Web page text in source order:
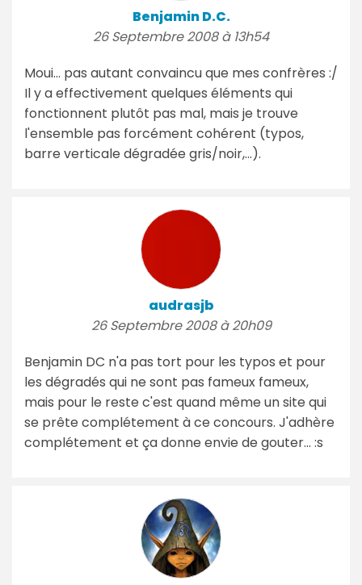
Benjamin D.C.
26 Septembre 2008 à 13h54
Moui... pas autant convaincu que mes confrères :/
Il y a effectivement quelques éléments qui
fonctionnent plutôt pas mal, mais je trouve
l'ensemble pas forcément cohérent (typos,
barre verticale dégradée gris/noir,…).
audrasjb
26 Septembre 2008 à 20h09
Benjamin DC n'a pas tort pour les typos et pour
les dégradés qui ne sont pas fameux fameux,
mais pour le reste c'est quand même un site qui
se prête complétement à ce concours. J'adhère
complétement et ça donne envie de gouter... :s